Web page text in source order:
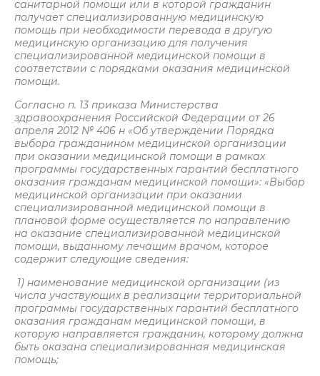
санитарной помощи или в которой гражданин
получает специализированную медицинскую
помощь при необходимости перевода в другую
медицинскую организацию для получения
специализированной медицинской помощи в
соответствии с порядками оказания медицинской
помощи.
Согласно п. 13 приказа Министерства
здравоохранения Российской Федерации от 26
апреля 2012 № 406 н «Об утверждении Порядка
выбора гражданином медицинской организации
при оказании медицинской помощи в рамках
программы государственных гарантий бесплатного
оказания гражданам медицинской помощи»: «Выбор
медицинской организации при оказании
специализированной медицинской помощи в
плановой форме осуществляется по направлению
на оказание специализированной медицинской
помощи, выданному лечащим врачом, которое
содержит следующие сведения:
1) наименование медицинской организации (из
числа участвующих в реализации территориальной
программы государственных гарантий бесплатного
оказания гражданам медицинской помощи, в
которую направляется гражданин, которому должна
быть оказана специализированная медицинская
помощь;